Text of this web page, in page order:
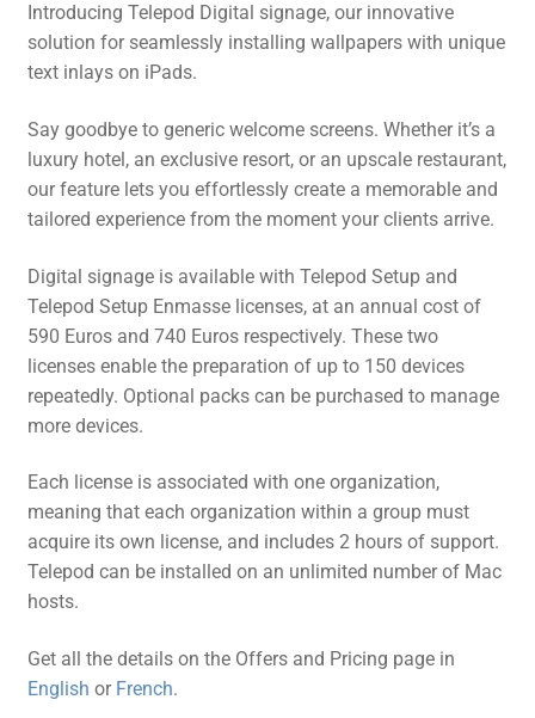
Introducing Telepod Digital signage, our innovative
solution for seamlessly installing wallpapers with unique
text inlays on iPads.
Say goodbye to generic welcome screens. Whether it’s a
luxury hotel, an exclusive resort, or an upscale restaurant,
our feature lets you effortlessly create a memorable and
tailored experience from the moment your clients arrive.
Digital signage is available with Telepod Setup and
Telepod Setup Enmasse licenses, at an annual cost of
590 Euros and 740 Euros respectively. These two
licenses enable the preparation of up to 150 devices
repeatedly. Optional packs can be purchased to manage
more devices.
Each license is associated with one organization,
meaning that each organization within a group must
acquire its own license, and includes 2 hours of support.
Telepod can be installed on an unlimited number of Mac
hosts.
Get all the details on the Offers and Pricing page in
English or French.